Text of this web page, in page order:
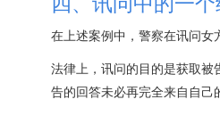
在上述案例中，警察在讯问
法律上，讯问的目的是获取
告的回答未必再完全来自自己